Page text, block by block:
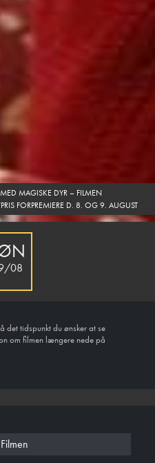
MAGISKE DYR – FILMEN
FORPREMIERE D. 8. OG 9. AUGUST
08
tidspunkt du ønsker at se
om filmen længere nede på